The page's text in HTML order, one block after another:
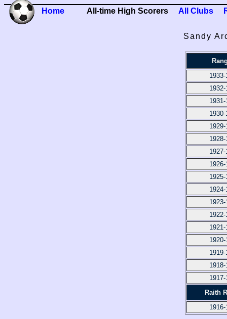
Home All-time High Scorers All Clubs
Sandy
Raith